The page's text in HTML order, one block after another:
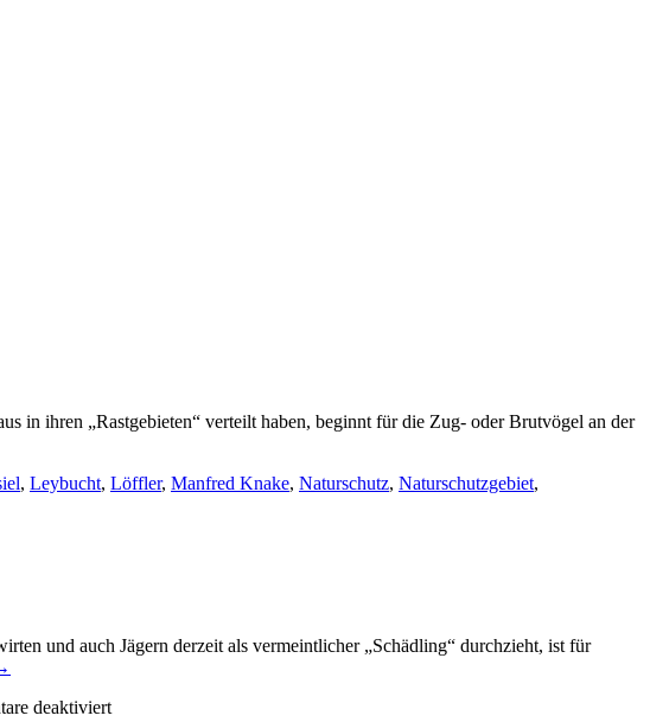
in ihren „Rastgebieten“ verteilt haben, beginnt für die Zug- oder Brutvögel an der
, Leybucht, Löffler, Manfred Knake, Naturschutz, Naturschutzgebiet,
und auch Jägern derzeit als vermeintlicher „Schädling“ durchzieht, ist für
deaktiviertfür